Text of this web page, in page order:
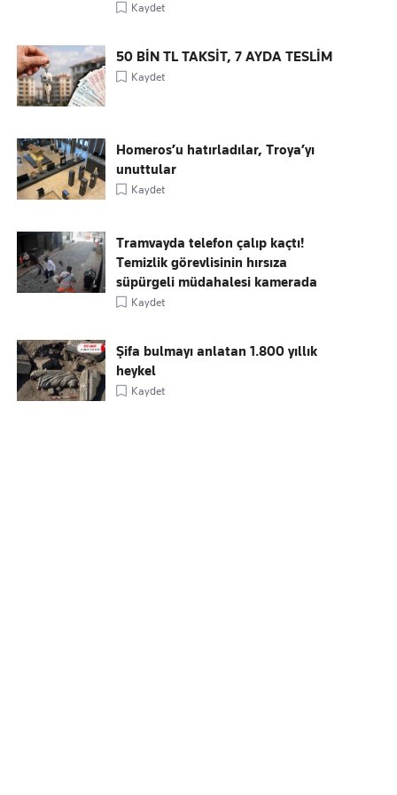
Kaydet
50 BİN TL TAKSİT, 7 AYDA TESLİM
Kaydet
Homeros’u hatırladılar, Troya’yı
unuttular
Kaydet
Tramvayda telefon çalıp kaçtı!
Temizlik görevlisinin hırsıza
süpürgeli müdahalesi kamerada
Kaydet
Şifa bulmayı anlatan 1.800 yıllık
heykel
Kaydet